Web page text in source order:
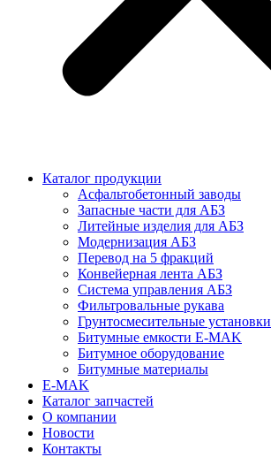
Каталог продукции
Асфальтобетонный заводы
Запасные части для АБЗ
Литейные изделия для АБЗ
Модернизация АБЗ
Перевод на 5 фракций
Конвейерная лента АБЗ
Система управления АБЗ
Фильтровальные рукава
Грунтосмесительные установки
Битумные емкости E-MAK
Битумное оборудование
Битумные материалы
E-MAK
Каталог запчастей
О компании
Новости
Контакты